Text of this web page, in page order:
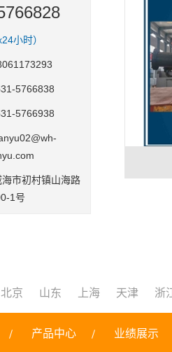
小时）
5766838
5766938
市初村镇山海路
1号
北京 山东 上海 天津 浙
产品中心 业绩展示
机 干冰 露点仪 三恒系统